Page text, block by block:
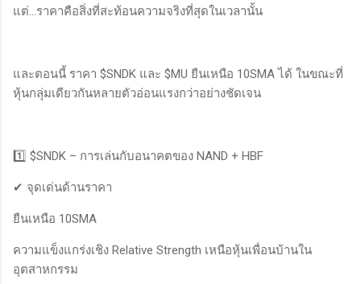
แต่…ราคาคือสิ่งที่สะท้อนความจริงที่สุดในเวลานั้น
และตอนนี้ ราคา $SNDK และ $MU ยืนเหนือ 10SMA ได้ ในขณะที่
หุ้นกลุ่มเดียวกันหลายตัวอ่อนแรงกว่าอย่างชัดเจน
1️⃣ $SNDK – การเล่นกับอนาคตของ NAND + HBF
✔ จุดเด่นด้านราคา
ยืนเหนือ 10SMA
ความแข็งแกร่งเชิง Relative Strength เหนือหุ้นเพื่อนบ้านใน
อุตสาหกรรม